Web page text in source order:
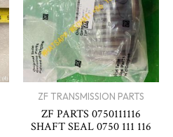
ZF TRANSMISSION PARTS
ZF PARTS 0750111116
SHAFT SEAL 0750 111 116